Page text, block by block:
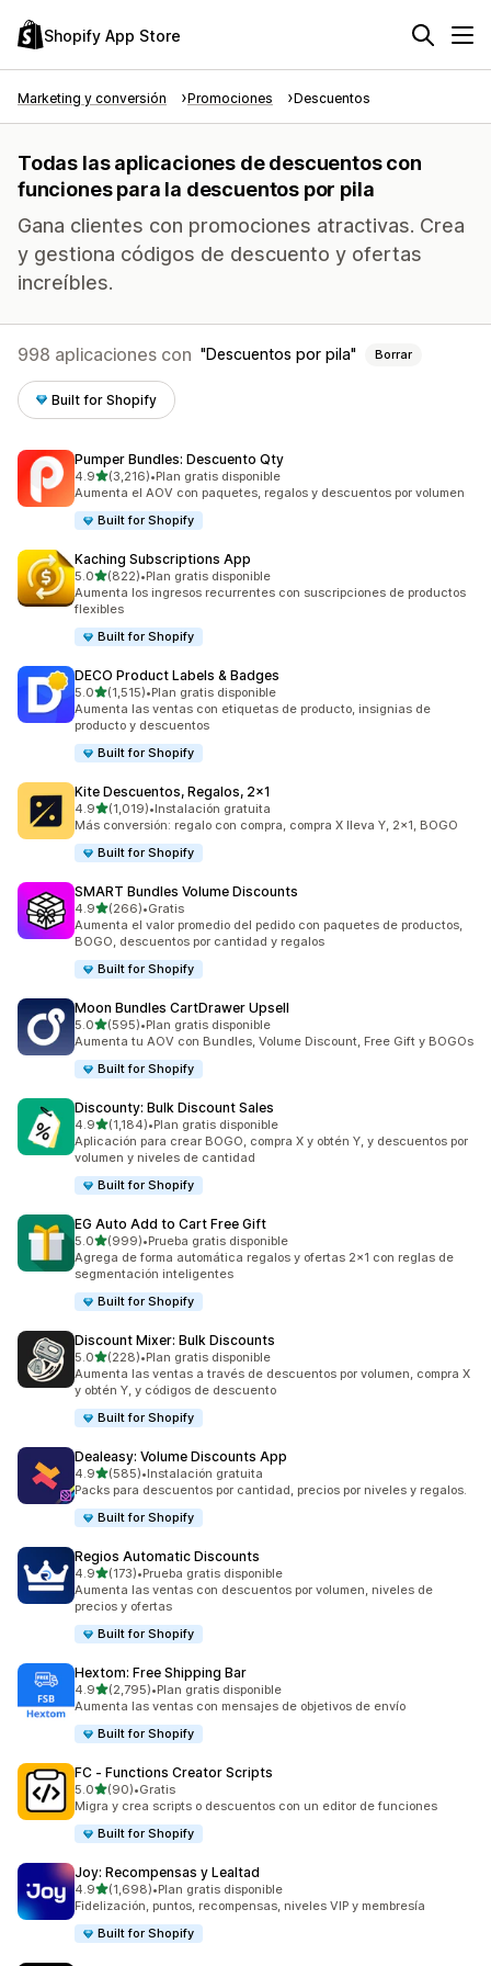
Shopify App Store
Marketing y conversión Promociones Descuentos
Todas las aplicaciones de descuentos con
funciones para la descuentos por pila
Gana clientes con promociones atractivas. Crea
y gestiona códigos de descuento y ofertas
increíbles.
998 aplicaciones con Descuentos por pila Borrar
Built for Shopify
Pumper Bundles: Descuento Qty
4.9de 5 estrellas
(3,216)
3216 reseñas en total
•Plan gratis disponible
Aumenta el AOV con paquetes, regalos y descuentos por volumen
Built for Shopify
Kaching Subscriptions App
5.0de 5 estrellas
(822)
822 reseñas en total
•Plan gratis disponible
Aumenta los ingresos recurrentes con suscripciones de productos
flexibles
Built for Shopify
DECO Product Labels & Badges
5.0de 5 estrellas
(1,515)
1515 reseñas en total
•Plan gratis disponible
Aumenta las ventas con etiquetas de producto, insignias de
producto y descuentos
Built for Shopify
Kite Descuentos, Regalos, 2x1
4.9de 5 estrellas
(1,019)
1019 reseñas en total
•Instalación gratuita
Más conversión: regalo con compra, compra X lleva Y, 2x1, BOGO
Built for Shopify
SMART Bundles Volume Discounts
4.9de 5 estrellas
(266)
266 reseñas en total
•Gratis
Aumenta el valor promedio del pedido con paquetes de productos,
BOGO, descuentos por cantidad y regalos
Built for Shopify
Moon Bundles CartDrawer Upsell
5.0de 5 estrellas
(595)
595 reseñas en total
•Plan gratis disponible
Aumenta tu AOV con Bundles, Volume Discount, Free Gift y BOGOs
Built for Shopify
Discounty: Bulk Discount Sales
4.9de 5 estrellas
(1,184)
1184 reseñas en total
•Plan gratis disponible
Aplicación para crear BOGO, compra X y obtén Y, y descuentos por
volumen y niveles de cantidad
Built for Shopify
EG Auto Add to Cart Free Gift
5.0de 5 estrellas
(999)
999 reseñas en total
•Prueba gratis disponible
Agrega de forma automática regalos y ofertas 2x1 con reglas de
segmentación inteligentes
Built for Shopify
Discount Mixer: Bulk Discounts
5.0de 5 estrellas
(228)
228 reseñas en total
•Plan gratis disponible
Aumenta las ventas a través de descuentos por volumen, compra X
y obtén Y, y códigos de descuento
Built for Shopify
Dealeasy: Volume Discounts App
4.9de 5 estrellas
(585)
585 reseñas en total
•Instalación gratuita
Packs para descuentos por cantidad, precios por niveles y regalos.
Built for Shopify
Regios Automatic Discounts
4.9de 5 estrellas
(173)
173 reseñas en total
•Prueba gratis disponible
Aumenta las ventas con descuentos por volumen, niveles de
precios y ofertas
Built for Shopify
Hextom: Free Shipping Bar
4.9de 5 estrellas
(2,795)
2795 reseñas en total
•Plan gratis disponible
Aumenta las ventas con mensajes de objetivos de envío
Built for Shopify
FC ‑ Functions Creator Scripts
5.0de 5 estrellas
(90)
90 reseñas en total
•Gratis
Migra y crea scripts o descuentos con un editor de funciones
Built for Shopify
Joy: Recompensas y Lealtad
4.9de 5 estrellas
(1,698)
1698 reseñas en total
•Plan gratis disponible
Fidelización, puntos, recompensas, niveles VIP y membresía
Built for Shopify